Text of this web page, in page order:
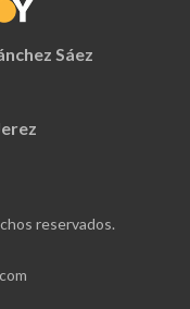
Sáez
reservados.